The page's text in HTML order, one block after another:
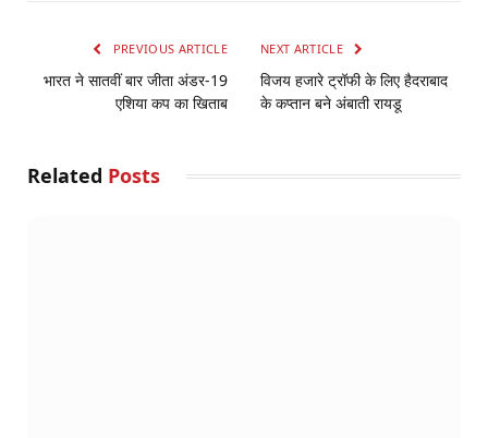
PREVIOUS ARTICLE
भारत ने सातवीं बार जीता अंडर-19
एशिया कप का खिताब
NEXT ARTICLE
विजय हजारे ट्रॉफी के लिए हैदराबाद
के कप्तान बने अंबाती रायडू
Related Posts